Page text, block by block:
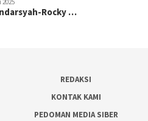
Rocky …
REDAKSI
KONTAK KAMI
PEDOMAN MEDIA SIBER